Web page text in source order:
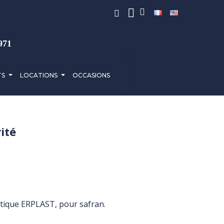
LOCATIONS OCCASIONS
ERPLAST, pour safran.